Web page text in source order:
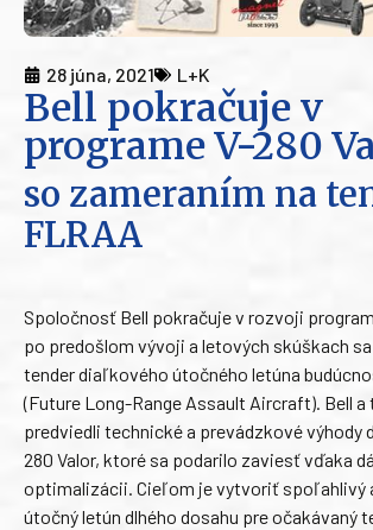
28 júna, 2021 L+K
Bell pokračuje v
programe V-280
so zameraním na
FLRAA
Spoločnosť Bell pokračuje v rozvoji
po predošlom vývoji a letových skúškach
tender diaľkového útočného letúna
(Future Long-Range Assault Aircraft). Bell a
predviedli technické a prevádzkové výhody
280 Valor, ktoré sa podarilo zaviesť vďaka
optimalizácii. Cieľom je vytvoriť spoľahlivý
útočný letún dlhého dosahu pre očakávaný